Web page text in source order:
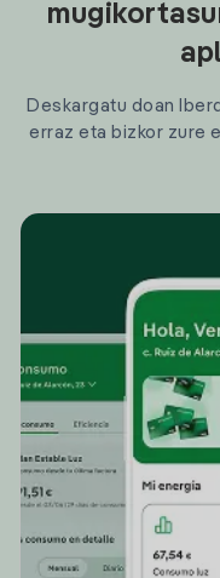
Deskargatu doan
erraz eta bizkor zure